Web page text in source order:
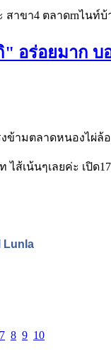
สาขา4 ตลาดrnไน
" อร่อยมาก บ
งข้ามตลาดหนองไผ่
ไส้เน้นๆเลยค่ะ เปิด
Lunla
7 8 9 10